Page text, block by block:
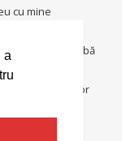
a
cu mine
tomata întreabă
umanitara
reflectoarelor